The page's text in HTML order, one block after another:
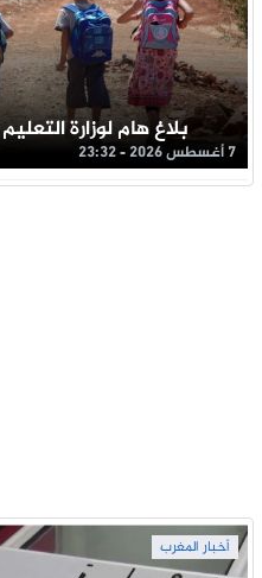
بلاغ هام لوزارة
7 أغسطس 2026 - 23:32
أخبار المغرب